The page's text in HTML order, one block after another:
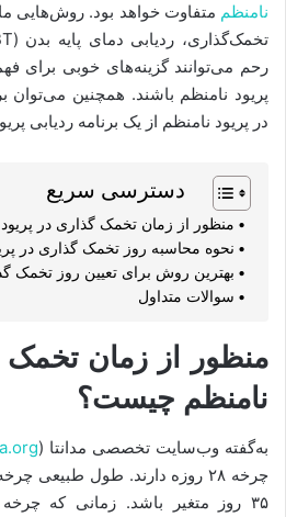
نامنظم متفاوت خواهد بود. روش‌هایی
رحم می‌توانند گزینه‌های خوبی برای
پریود نامنظم باشند. همچنین می‌توان
در پریود نامنظم از یک برنامه ردیابی
دسترسی سریع
منظور از زمان تخمک گذاری در
نحوه محاسبه روز تخمک گذاری در
بهترین روش برای تعیین روز تخمک
سوالات متداول
منظور از زمان تخمک
نامنظم چیست؟
به‌گفته وب‌سایت تخصصی مدانتا (
۳۵ روز متغیر باشد. زمانی که